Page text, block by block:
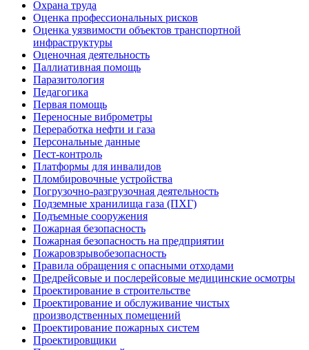
Охрана труда
Оценка профессиональных рисков
Оценка уязвимости объектов транспортной
инфраструктуры
Оценочная деятельность
Паллиативная помощь
Паразитология
Педагогика
Первая помощь
Переносные виброметры
Переработка нефти и газа
Персональные данные
Пест-контроль
Платформы для инвалидов
Пломбировочные устройства
Погрузочно-разгрузочная деятельность
Подземные хранилища газа (ПХГ)
Подъемные сооружения
Пожарная безопасность
Пожарная безопасность на предприятии
Пожаровзрывобезопасность
Правила обращения с опасными отходами
Предрейсовые и послерейсовые медицинские осмотры
Проектирование в строительстве
Проектирование и обслуживание чистых
производственных помещений
Проектирование пожарных систем
Проектировщики